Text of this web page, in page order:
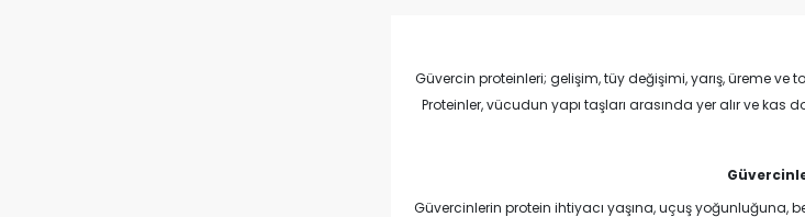
Güvercin proteinleri; gelişim, tüy değişimi, yarış, üreme
Proteinler, vücudun yapı taşları arasında yer alır ve
Güvercinlerin protein ihtiyacı yaşına, uçuş yoğunluğuna,